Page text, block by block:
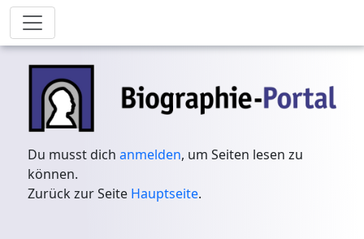
Du musst dichanmelden, um Seiten lesen zu
können.
Zurück zur Seite Hauptseite.